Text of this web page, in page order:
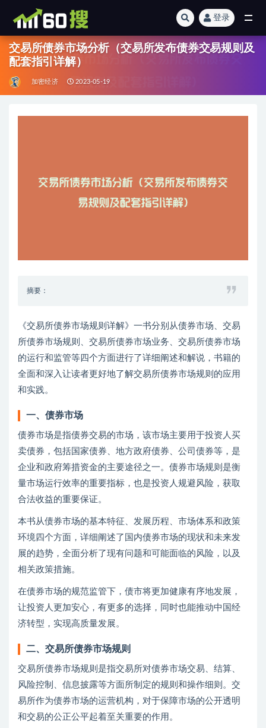
登录
交易所债券市场分析（交易所发布债券交易规则及
配套指引详解）
加密经济 2023-05-19
摘要：
《交易所债券市场规则详解》一书分别从债券市场、交易
所债券市场规则、交易所债券市场业务、交易所债券市场
的运行和监管等四个方面进行了详细阐述和解说，书籍的
全面和深入让读者更好地了解交易所债券市场规则的应用
和实践。
一、债券市场
债券市场是指债券交易的市场，该市场主要用于投资人买
卖债券，包括国家债券、地方政府债券、公司债券等，是
企业和政府筹措资金的主要途径之一。债券市场规则是衡
量市场运行效率的重要指标，也是投资人规避风险，获取
合法收益的重要保证。
本书从债券市场的基本特征、发展历程、市场体系和政策
环境四个方面，详细阐述了国内债券市场的现状和未来发
展的趋势，全面分析了现有问题和可能面临的风险，以及
相关政策措施。
在债券市场的规范监管下，债市将更加健康有序地发展，
让投资人更加安心，有更多的选择，同时也能推动中国经
济转型，实现高质量发展。
二、交易所债券市场规则
交易所债券市场规则是指交易所对债券市场交易、结算、
风险控制、信息披露等方面所制定的规则和操作细则。交
易所作为债券市场的运营机构，对于保障市场的公开透明
和交易的公正公平起着至关重要的作用。